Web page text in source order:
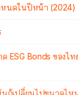
นดในปีหน้า (2024)
ESG Bonds ของไท
กู้เปลี่ยนไปขนาดไห